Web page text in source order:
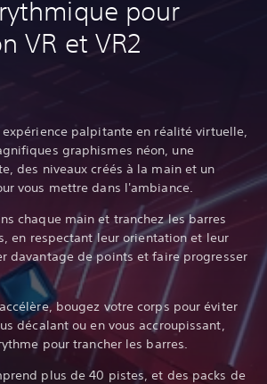
pour
VR et VR2
expérience palpitante en réalité virtuelle,
graphismes néon, une
des niveaux créés à la main et un
vous mettre dans l'ambiance.
chaque main et tranchez les barres
en respectant leur orientation et leur
davantage de points et faire progresser
bougez votre corps pour éviter
décalant ou en vous accroupissant,
pour trancher les barres.
plus de 40 pistes, et des packs de